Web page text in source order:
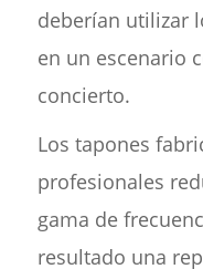
deberían utilizar
en un escenario
concierto.
Los tapones
profesionales
gama de
resultado una